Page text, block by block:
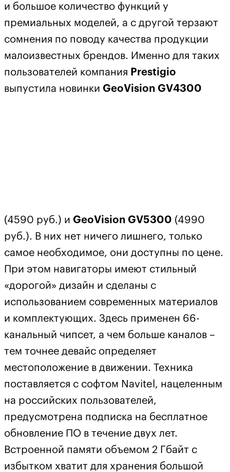
и большое количество функций у
премиальных моделей, а с другой терзают
сомнения по поводу качества продукции
малоизвестных брендов. Именно для таких
пользователей компания Prestigio
выпустила новинки GeoVision GV4300
(4590 руб.) и GeoVision GV5300 (4990
руб.). В них нет ничего лишнего, только
самое необходимое, они доступны по цене.
При этом навигаторы имеют стильный
«дорогой» дизайн и сделаны с
использованием современных материалов
и комплектующих. Здесь применен 66-
канальный чипсет, а чем больше каналов –
тем точнее девайс определяет
местоположение в движении. Техника
поставляется с софтом Navitel, нацеленным
на российских пользователей,
предусмотрена подписка на бесплатное
обновление ПО в течение двух лет.
Встроенной памяти объемом 2 Гбайт с
избытком хватит для хранения большой